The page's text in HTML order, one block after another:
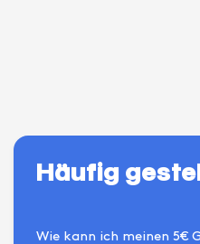
Häufig
Wie kann ich meinen 5€